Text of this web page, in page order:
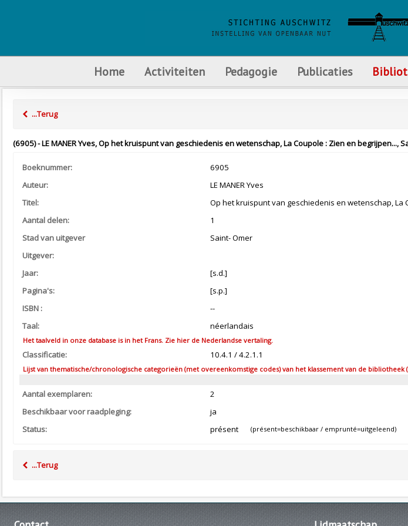
Home Activiteiten Pedagogie Publicaties
...Terug
(6905) - LE MANER Yves, Op het kruispunt van geschiedenis en wetenschap, La Coupole : Zien en begrijpen...,
Boeknummer:
6905
Auteur:
LE MANER Yves
Titel:
Op het kruispunt van geschiedenis en wetenschap, La
Aantal delen:
1
Stad van uitgever
Saint- Omer
Uitgever:
Jaar:
[s.d.]
Pagina's:
[s.p.]
ISBN :
--
Taal:
néerlandais
Het taalveld in onze database is in het Frans. Zie hier de Nederlandse vertaling.
Classificatie: 10.4.1 / 4.2.1.1
Lijst van thematische/chronologische categorieën (met overeenkomstige codes) van het klassement van de bibliotheek
Aantal exemplaren:
2
Beschikbaar voor raadpleging:
ja
Status:
présent (présent=beschikbaar / emprunté=uitgeleend)
...Terug